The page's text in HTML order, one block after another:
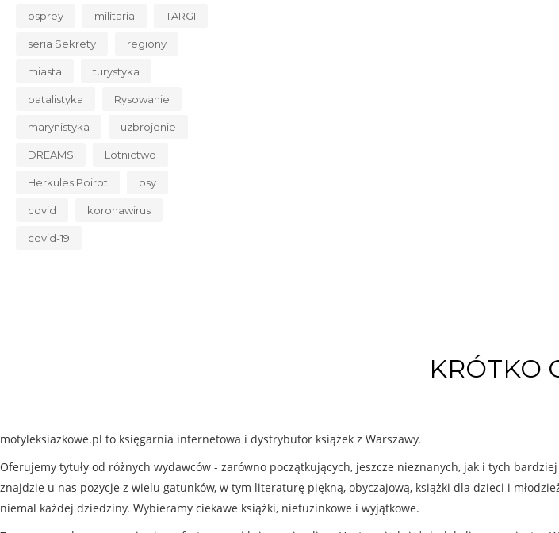
osprey militaria TARGI
seria Sekrety regiony
miasta turystyka
batalistyka Rysowanie
marynistyka uzbrojenie
DREAMS Lotnictwo
Herkules Poirot psy
covid koronawirus
covid-19
KRÓTKO
motyleksiazkowe.pl to księgarnia internetowa i dystrybutor książek z Warszawy.
Oferujemy tytuły od różnych wydawców - zarówno początkujących, jeszcze nieznanych, jak i tych
znajdzie u nas pozycje z wielu gatunków, w tym literaturę piękną, obyczajową, książki dla dzieci i
niemal każdej dziedziny. Wybieramy ciekawe książki, nietuzinkowe i wyjątkowe.